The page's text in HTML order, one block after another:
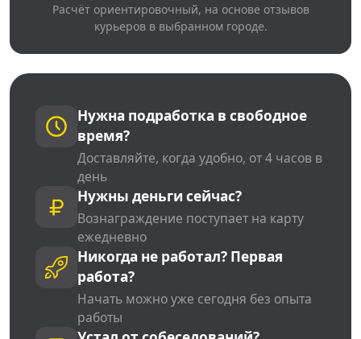
Расчёт ориентировочный, на основе отзывов
курьеров в выбранном городе.
Нужна подработка в свободное
время?
Доставляйте, когда удобно, от 4 часов в
день
Нужны деньги сейчас?
Вознаграждение поступает на карту
ежедневно
Никогда не работал? Первая
работа?
Начать можно уже сегодня без опыта
работы